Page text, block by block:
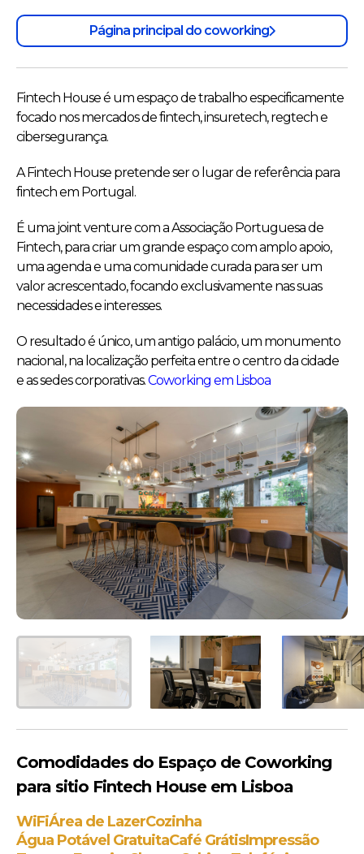
Página principal do coworking
Fintech House é um espaço de trabalho especificamente
focado nos mercados de fintech, insuretech, regtech e
cibersegurança.
A Fintech House pretende ser o lugar de referência para
fintech em Portugal.
É uma joint venture com a Associação Portuguesa de
Fintech, para criar um grande espaço com amplo apoio,
uma agenda e uma comunidade curada para ser um
valor acrescentado, focando exclusivamente nas suas
necessidades e interesses.
O resultado é único, um antigo palácio, um monumento
nacional, na localização perfeita entre o centro da cidade
e as sedes corporativas.Coworking em Lisboa
Comodidades do Espaço de Coworking
para sitio Fintech House em Lisboa
WiFiÁrea de LazerCozinha
Água Potável GratuitaCafé GrátisImpressão